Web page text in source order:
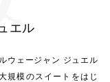
エル
ウェージャン ジュエル
規模のスイートをはじ